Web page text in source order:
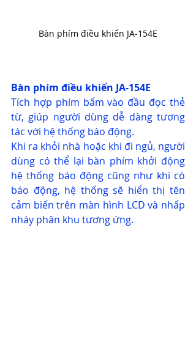
Bàn phím điều khiển JA-154E
Bàn phím điều khiển JA-154E
Tích hợp phím bấm vào đầu đọc thẻ
từ, giúp người dùng dễ dàng tương
tác với hệ thống báo động.
Khi ra khỏi nhà hoặc khi đi ngủ, người
dùng có thể lại bàn phím khởi động
hệ thống báo động cũng như khi có
báo động, hệ thống sẽ hiển thị tên
cảm biến trên màn hình LCD và nhấp
nháy phân khu tương ứng.